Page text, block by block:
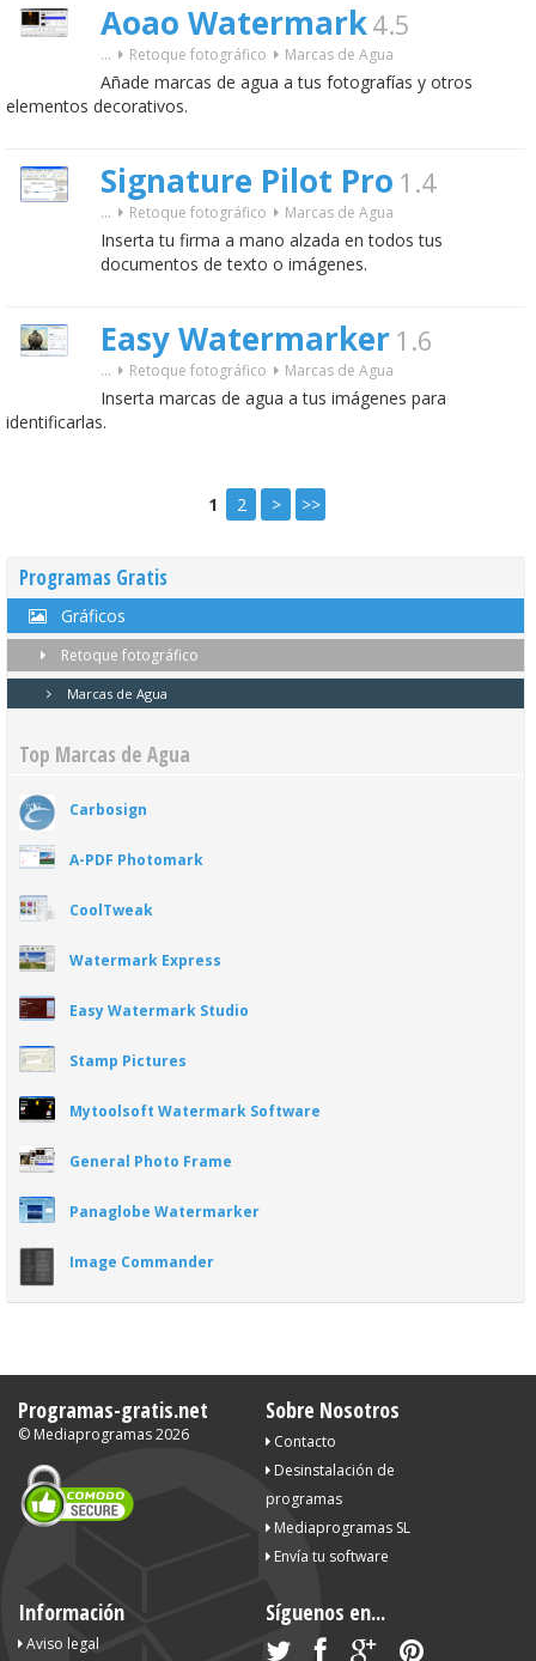
Aoao Watermark4.5
... Retoque fotográfico Marcas de Agua
Añade marcas de agua a tus fotografías y otros
elementos decorativos.
Signature Pilot Pro 1.4
... Retoque fotográfico Marcas de Agua
Inserta tu firma a mano alzada en todos tus
documentos de texto o imágenes.
Easy Watermarker 1.6
... Retoque fotográfico Marcas de Agua
Inserta marcas de agua a tus imágenes para
identificarlas.
1 2 > >>
Programas Gratis
Gráficos
Retoque fotográfico
Marcas de Agua
Top Marcas de Agua
Carbosign
A-PDF Photomark
CoolTweak
Watermark Express
Easy Watermark Studio
Stamp Pictures
Mytoolsoft Watermark Software
General Photo Frame
Panaglobe Watermarker
Image Commander
Programas-gratis.net
© Mediaprogramas2026
Sobre Nosotros
Contacto
Desinstalación de
programas
Mediaprogramas SL
Envía tu software
Información
Aviso legal
Síguenos en...